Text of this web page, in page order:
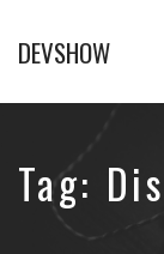
DEVSHOW
em
Tag: